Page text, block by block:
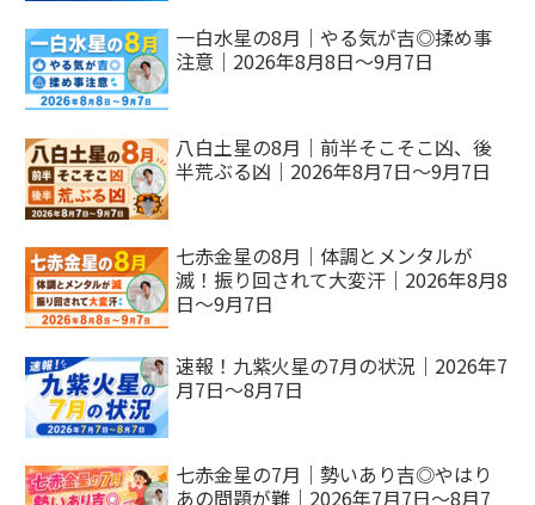
一白水星の8月｜やる気が吉◎揉め事
注意｜2026年8月8日～9月7日
八白土星の8月｜前半そこそこ凶、後
半荒ぶる凶｜2026年8月7日～9月7日
七赤金星の8月｜体調とメンタルが
滅！振り回されて大変汗｜2026年8月8
日～9月7日
速報！九紫火星の7月の状況｜2026年7
月7日～8月7日
七赤金星の7月｜勢いあり吉◎やはり
あの問題が難｜2026年7月7日～8月7